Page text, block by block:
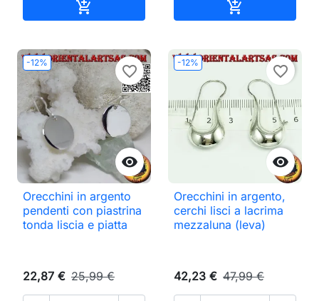
 
-12%

favorite_border
Orecchini in argento
pendenti con piastrina
tonda liscia e piatta
22,87 € 25,99 €
-12%

favorite_border
Orecchini in argento,
cerchi lisci a lacrima
mezzaluna (leva)
42,23 € 47,99 €